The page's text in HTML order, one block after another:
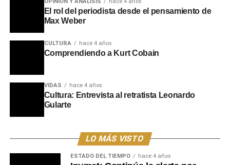
alimentos no perecederos siguen siendo la prioridad
absoluta en esta fase crítica. Por el contrario, se solicita a
la población que ya no envíe ropa, dado que tanto los
se encuentran completamente abastecidos de
indumentaria. En el caso de los abrigos y camperas
OPINIÓN Y ANÁLISIS hace 4 años
El rol del periodista desde el pensamiento de
Max Weber
CULTURA hace 4 años
Comprendiendo a Kurt Cobain
VIDAS hace 4 años
Cultura: Entrevista al retratista Leonardo
Gularte
LO MÁS VISTO
ESTADO DEL TIEMPO hace 4 años